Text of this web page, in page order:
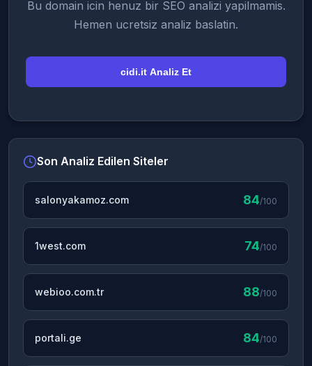
Bu domain icin henuz bir SEO analizi yapilmamis.
Hemen ucretsiz analiz baslatin.
cidi.it Analiz Et
Son Analiz Edilen Siteler
salonyakamoz.com 84/100
1west.com 74/100
webioo.com.tr 88/100
portali.ge 84/100